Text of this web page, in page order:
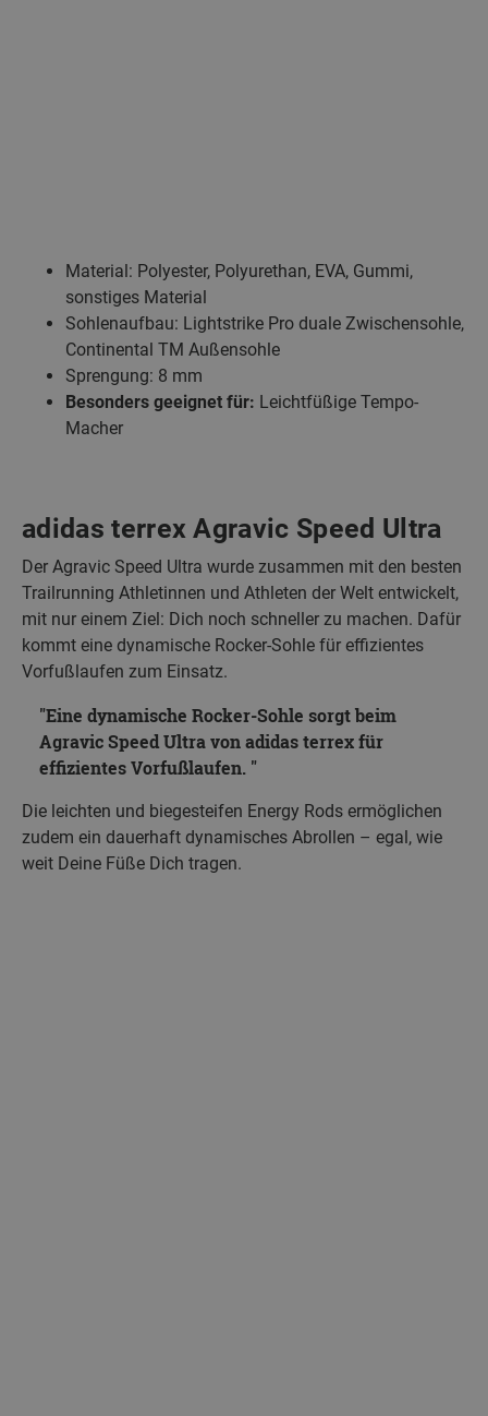
Material: Polyester, Polyurethan, EVA, Gummi,
sonstiges Material
Sohlenaufbau: Lightstrike Pro duale Zwischensohle,
Continental TM Außensohle
Sprengung: 8 mm
Besonders geeignet für: Leichtfüßige Tempo-
Macher
adidas terrex Agravic Speed Ultra
Der Agravic Speed Ultra wurde zusammen mit den besten
Trailrunning Athletinnen und Athleten der Welt entwickelt,
mit nur einem Ziel: Dich noch schneller zu machen. Dafür
kommt eine dynamische Rocker-Sohle für effizientes
Vorfußlaufen zum Einsatz.
Eine dynamische Rocker-Sohle sorgt beim
Agravic Speed Ultra von adidas terrex für
effizientes Vorfußlaufen.
Die leichten und biegesteifen Energy Rods ermöglichen
zudem ein dauerhaft dynamisches Abrollen – egal, wie
weit Deine Füße Dich tragen.